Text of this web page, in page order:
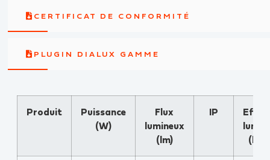
CERTIFICAT DE CONFORMITÉ
PLUGIN DIALUX GAMME
Produit
Puissance
(W)
Flux
lumineux
(lm)
IP
(lm/